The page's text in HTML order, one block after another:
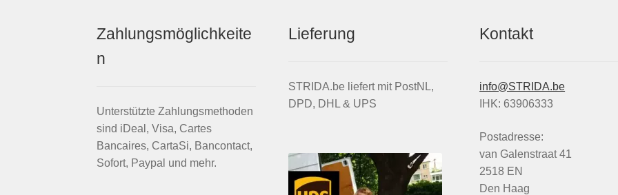
Zahlungsmöglichkeite
n
Unterstützte Zahlungsmethoden
sind iDeal, Visa, Cartes
Bancaires, CartaSi, Bancontact,
Sofort, Paypal und mehr.
Lieferung
STRIDA.be liefert mit PostNL,
DPD, DHL & UPS
Kontakt
info@STRIDA.be
IHK: 63906333
Postadresse:
van Galenstraat 41
2518 EN
Den Haag